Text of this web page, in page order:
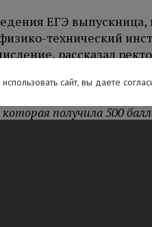
ЕГЭ выпускница,
технический
рассказал
получила 500
сайт, вы даете